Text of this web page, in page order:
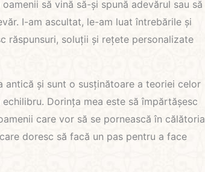
să vină să-și spună adevărul sau să
I-am ascultat, le-am luat întrebările și
răspunsuri, soluții și rețete personalizate
antică și sunt o susținătoare a teoriei celor
Dorința mea este să împărtășesc
care vor să se pornească în călătoria
doresc să facă un pas pentru a face